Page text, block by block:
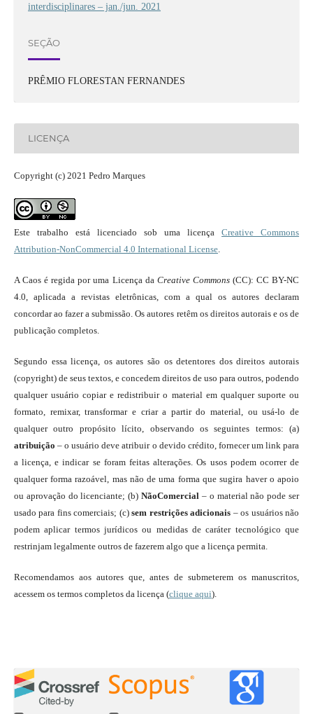
interdisciplinares – jan./jun. 2021
SEÇÃO
PRÊMIO FLORESTAN FERNANDES
LICENÇA
Copyright (c) 2021 Pedro Marques
Este trabalho está licenciado sob uma licençaCreative Commons
Attribution-NonCommercial 4.0 International License.
A Caos é regida por uma Licença da Creative Commons(CC): CC BY-NC
4.0, aplicada a revistas eletrônicas, com a qual os autores declaram
concordar ao fazer a submissão. Os autores retêm os direitos autorais e os de
publicação completos.
Segundo essa licença, os autores são os detentores dos direitos autorais
(copyright) de seus textos, e concedem direitos de uso para outros, podendo
qualquer usuário copiar e redistribuir o material em qualquer suporte ou
formato, remixar, transformar e criar a partir do material, ou usá-lo de
qualquer outro propósito lícito, observando os seguintes termos: (a)
atribuição – o usuário deve atribuir o devido crédito, fornecer um link para
a licença, e indicar se foram feitas alterações. Os usos podem ocorrer de
qualquer forma razoável, mas não de uma forma que sugira haver o apoio
ou aprovação do licenciante; (b)NãoComercial – o material não pode ser
usado para fins comerciais; (c)sem restrições adicionais – os usuários não
podem aplicar termos jurídicos ou medidas de caráter tecnológico que
restrinjam legalmente outros de fazerem algo que a licença permita.
Recomendamos aos autores que, antes de submeterem os manuscritos,
acessem os termos completos da licença (clique aqui).